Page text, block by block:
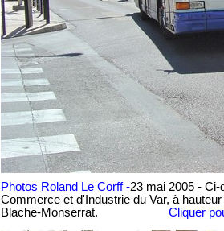
Photos Roland Le Corff -23 mai 2005 -
Commerce et d'Industrie du Var, à
Blache-Monserrat.
Cliquer pour